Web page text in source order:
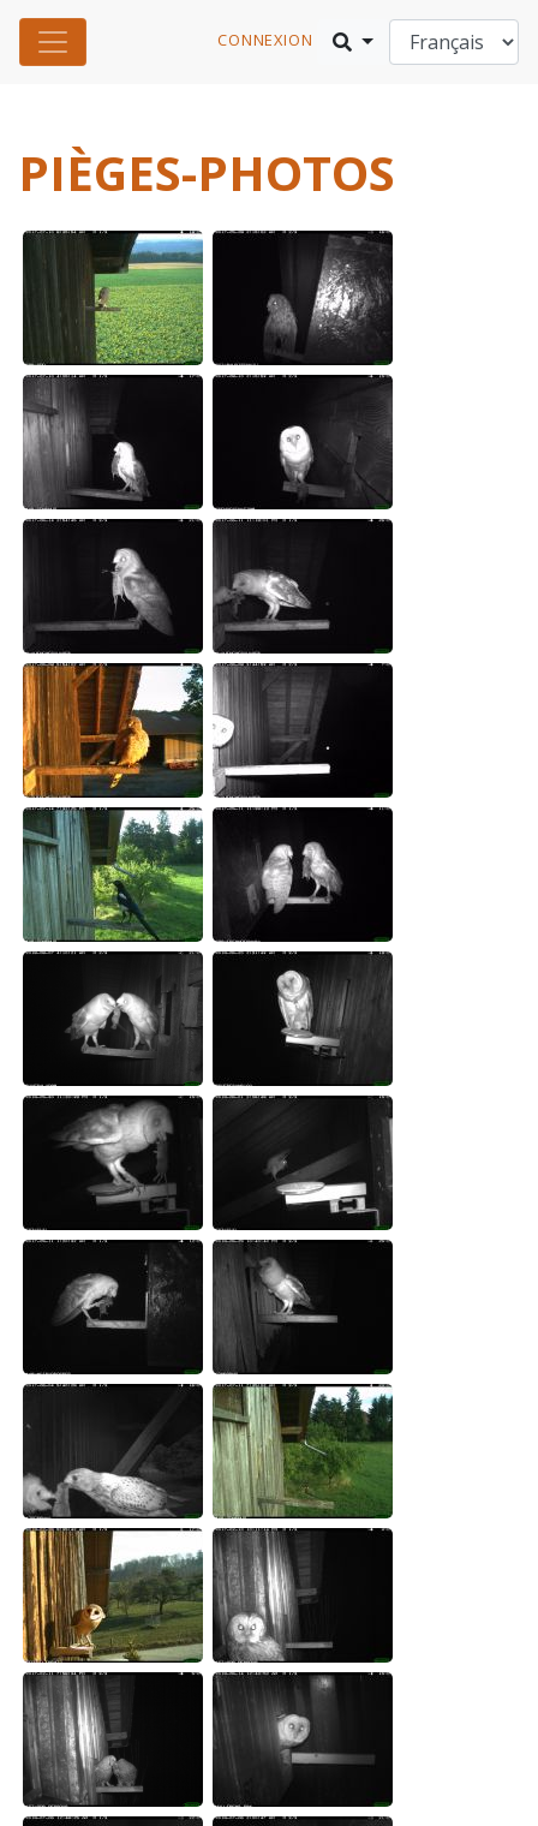
CONNEXION
PIÈGES-PHOTOS